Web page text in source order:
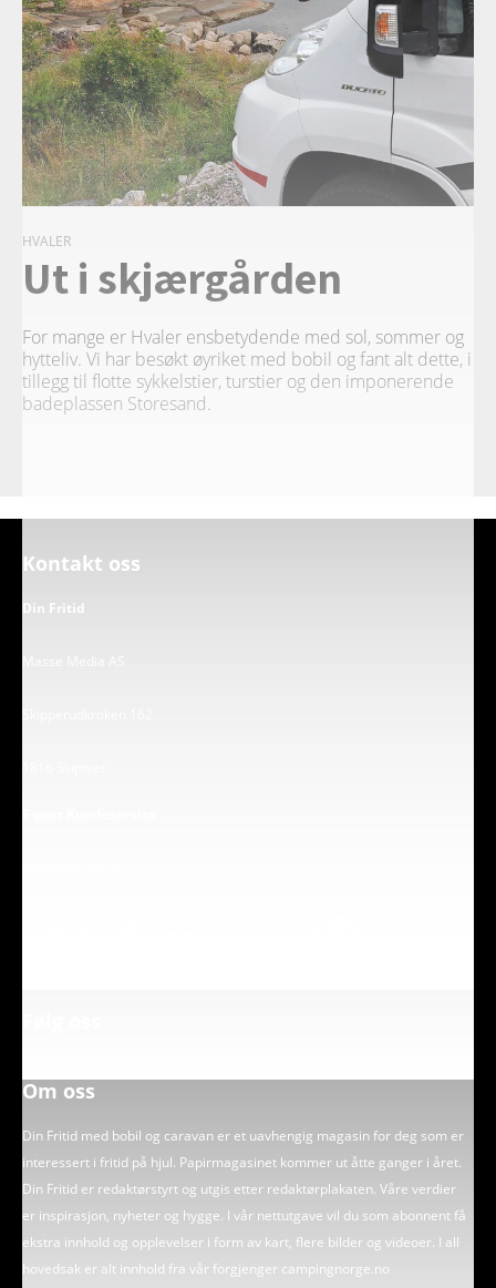
HVALER
Ut i skjærgården
For mange er Hvaler ensbetydende med sol, sommer og
hytteliv. Vi har besøkt øyriket med bobil og fant alt dette, i
tillegg til flotte sykkelstier, turstier og den imponerende
badeplassen Storesand.
Kontakt oss
Din Fritid
Om oss
Din Fritid med bobil og caravan er et uavhengig magasin for deg som er
interessert i fritid på hjul. Papirmagasinet kommer ut åtte ganger i året.
Din Fritid er redaktørstyrt og utgis etter redaktørplakaten. Våre verdier
er inspirasjon, nyheter og hygge. I vår nettutgave vil du som abonnent få
ekstra innhold og opplevelser i form av kart, flere bilder og videoer. I all
hovedsak er alt innhold fra vår forgjenger campingnorge.no